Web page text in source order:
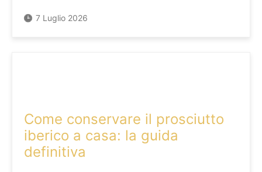
7 Luglio 2026
Come conservare il prosciutto
iberico a casa: la guida
definitiva